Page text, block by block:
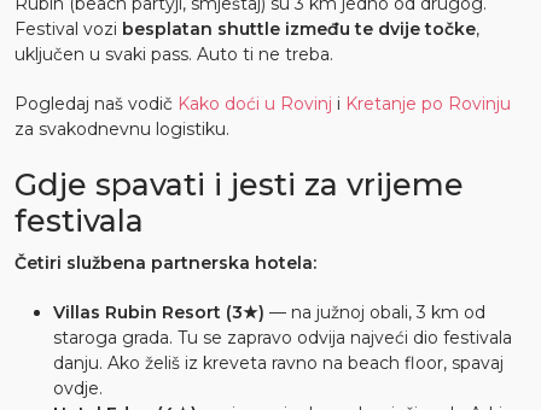
Festival vozi besplatan shuttle između te dvije točke,
uključen u svaki pass. Auto ti ne treba.
Pogledaj naš vodič Kako doći u Rovinj i Kretanje po Rovinju
za svakodnevnu logistiku.
Gdje spavati i jesti za vrijeme
festivala
Četiri službena partnerska hotela:
Villas Rubin Resort (3★) — na južnoj obali, 3 km od
staroga grada. Tu se zapravo odvija najveći dio festivala
danju. Ako želiš iz kreveta ravno na beach floor, spavaj
ovdje.